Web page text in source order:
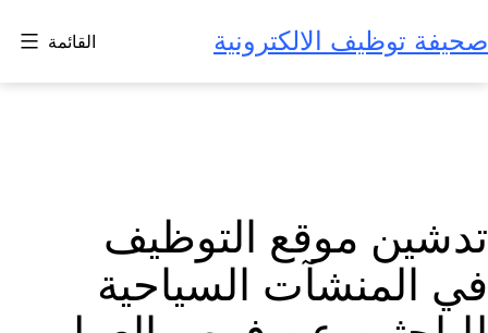
إلى
المحتوى
صحيفة توظيف الالكترونية القائمة
تدشين موقع ‏التوظيف
في المنشآت السياحية